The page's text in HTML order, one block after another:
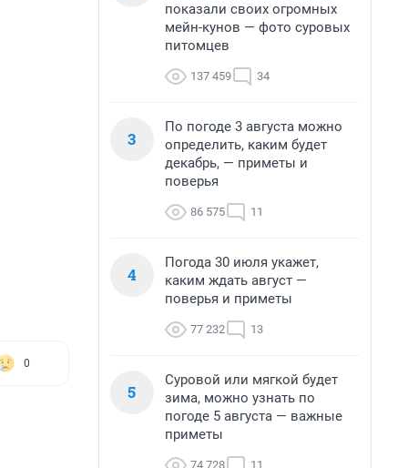
0
показали своих огромных
мейн-кунов — фото суровых
питомцев
137 459 34
3
По погоде 3 августа можно
определить, каким будет
декабрь, — приметы и
поверья
86 575 11
4
Погода 30 июля укажет,
каким ждать август —
поверья и приметы
77 232 13
5
Суровой или мягкой будет
зима, можно узнать по
погоде 5 августа — важные
приметы
74 728 11